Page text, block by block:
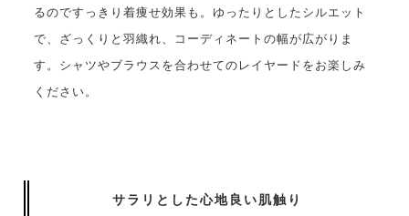
るのですっきり着痩せ効果も。ゆったりとしたシルエット
で、ざっくりと羽織れ、コーディネートの幅が広がりま
す。シャツやブラウスを合わせてのレイヤードをお楽しみ
ください。
サラリとした心地良い肌触り